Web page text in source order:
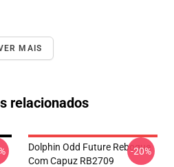
MAIS
relacionados
Dolphin Odd Future Reboque
Com Capuz RB2709
-20%